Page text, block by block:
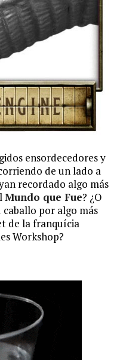
ensordecedores y
de un lado a
recordado algo más
Mundo que Fue? ¿O
caballo por algo más
de la franquícia
Workshop?